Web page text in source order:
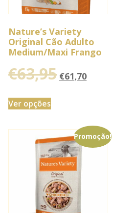
Nature’s Variety
Original Cão Adulto
Medium/Maxi Frango
€63,95 €61,70
Ver opções
Promoção!